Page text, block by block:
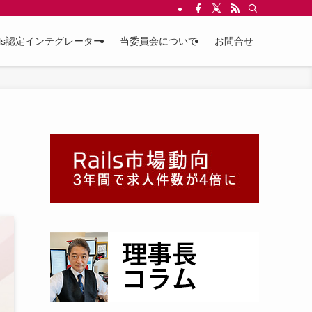
認定インテグレーター 当委員会について お問合せ